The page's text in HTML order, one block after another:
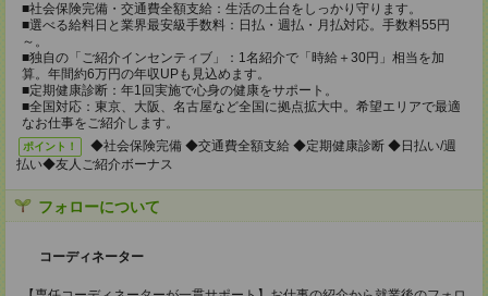
■社会保険完備・交通費全額支給：生活の土台をしっかり守ります。
■選べる給料日と業界最安級手数料：日払・週払・月払対応。手数料55円
～。
■独自の「ご紹介インセンティブ」：1名紹介で「時給＋30円」相当を加
算。年間約6万円の年収UPも見込めます。
■定期健康診断：年1回実施で心身の健康をサポート。
■全国対応：東京、大阪、名古屋など全国に拠点拡大中。希望エリアで最適
なお仕事をご紹介します。
ポイント！
◆社会保険完備 ◆交通費全額支給 ◆定期健康診断 ◆日払い/週
払い◆友人ご紹介ボーナス
フォローについて
コーディネーター